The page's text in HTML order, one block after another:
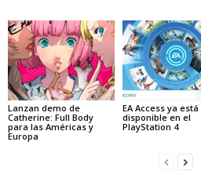
Lanzan demo de
Catherine: Full Body
para las Américas y
Europa
EA Access ya está
disponible en el
PlayStation 4